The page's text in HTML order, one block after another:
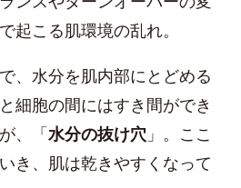
起こる肌環境の乱れ。
、水分を肌内部にとどめる
細胞の間にはすき間ができ
、「水分の抜け穴 」。ここ
き、肌は乾きやすくなって